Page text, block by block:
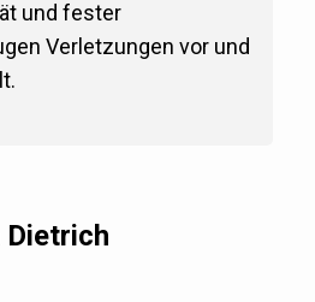
und fester
Verletzungen vor und
Dietrich